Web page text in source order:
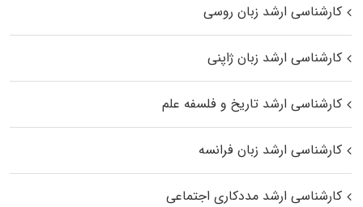
کارشناسی ارشد زبان روسی
کارشناسی ارشد زبان ژاپنی
کارشناسی ارشد تاریخ و فلسفه علم
کارشناسی ارشد زبان فرانسه
کارشناسی ارشد مددکاری اجتماعی